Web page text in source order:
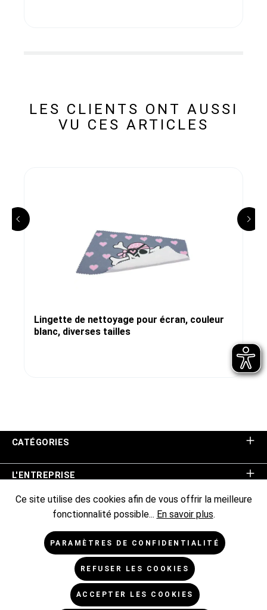
LES CLIENTS ONT AUSSI
VU CES ARTICLES
Lingette de nettoyage pour écran, couleur
blanc, diverses tailles
CATÉGORIES
L'ENTREPRISE
ASSISTANCE BOUTIQUE
INFORMATIONS
Ce site utilise des cookies afin de vous offrir la meilleure
fonctionnalité possible... En savoir plus.
PARAMÈTRES DE CONFIDENTIALITÉ
REFUSER LES COOKIES
ACCEPTER LES COOKIES